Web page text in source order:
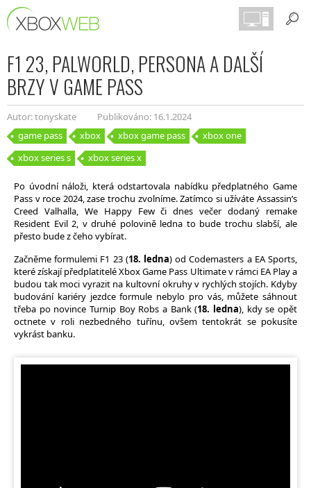
F1 23, PALWORLD, PERSONA A DALŠÍ
BRZY V GAME PASS
Autor: tonyskate
Publikováno: 16.1.2024
game pass
xbox xbox game pass
xbox one
xbox series s
xbox series x
Po úvodní náloži, která odstartovala nabídku předplatného Game
Pass v roce 2024, zase trochu zvolníme. Zatímco si užíváte Assassin’s
Creed Valhalla, We Happy Few či dnes večer dodaný remake
Resident Evil 2, v druhé polovině ledna to bude trochu slabší, ale
přesto bude z čeho vybírat.
Začněme formulemi F1 23 (18. ledna) od Codemasters a EA Sports,
které získají předplatitelé Xbox Game Pass Ultimate v rámci EA Play a
budou tak moci vyrazit na kultovní okruhy v rychlých stojích. Kdyby
budování kariéry jezdce formule nebylo pro vás, můžete sáhnout
třeba po novince Turnip Boy Robs a Bank (18. ledna), kdy se opět
octnete v roli nezbedného tuřínu, ovšem tentokrát se pokusíte
vykrást banku.